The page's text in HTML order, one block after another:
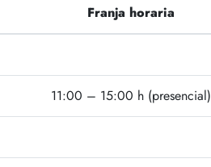
Franja horaria
11:00 – 15:00 h (presencial)